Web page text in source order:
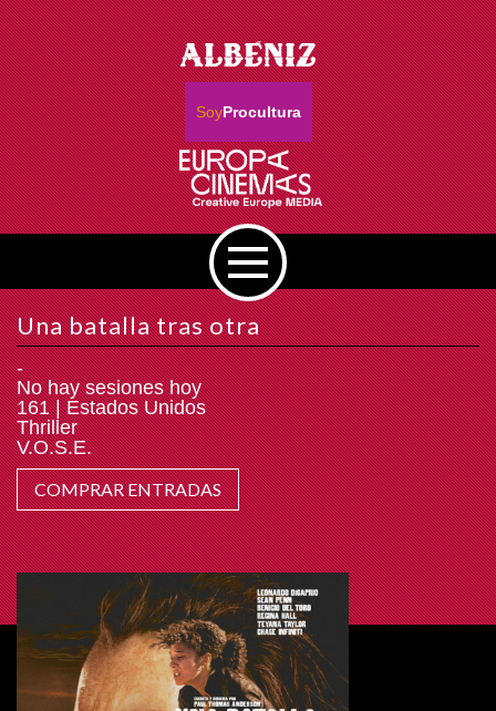
SoyProcultura
Una batalla tras otra
-
No hay sesiones hoy
161 | Estados Unidos
Thriller
V.O.S.E.
COMPRAR ENTRADAS